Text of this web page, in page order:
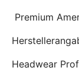
Premium
Headwear